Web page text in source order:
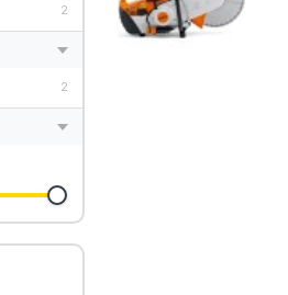
2
2